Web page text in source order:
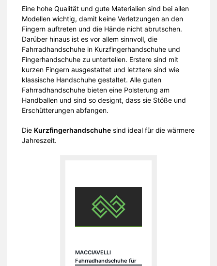
Eine hohe Qualität und gute Materialien sind bei allen
Modellen wichtig, damit keine Verletzungen an den
Fingern auftreten und die Hände nicht abrutschen.
Darüber hinaus ist es vor allem sinnvoll, die
Fahrradhandschuhe in Kurzfingerhandschuhe und
Fingerhandschuhe zu unterteilen. Erstere sind mit
kurzen Fingern ausgestattet und letztere sind wie
klassische Handschuhe gestaltet. Alle guten
Fahrradhandschuhe bieten eine Polsterung am
Handballen und sind so designt, dass sie Stöße und
Erschütterungen abfangen.
Die Kurzfingerhandschuhe sind ideal für die wärmere
Jahreszeit.
MACCIAVELLI
Fahrradhandschuhe für